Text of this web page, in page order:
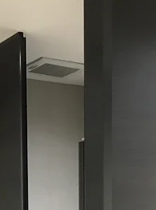
幼児用手洗い場とトイレの改修が完成しま